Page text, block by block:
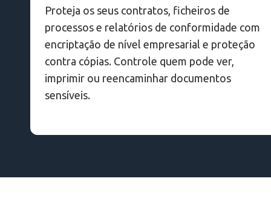
Proteja os seus contratos, ficheiros de
processos e relatórios de conformidade com
encriptação de nível empresarial e proteção
contra cópias. Controle quem pode ver,
imprimir ou reencaminhar documentos
sensíveis.